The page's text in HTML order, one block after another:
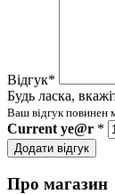
Відгук*
Будь ласка,
Ваш відгук повинен
Current ye@r *
Додати відгук
Про магазин